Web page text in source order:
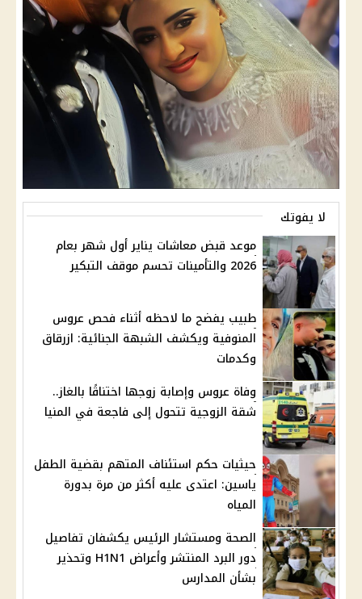
لا يفوتك
موعد قبض معاشات يناير أول شهر بعام
2026 والتأمينات تحسم موقف التبكير
طبيب يفضح ما لاحظه أثناء فحص عروس
المنوفية ويكشف الشبهة الجنائية: ازرقاق
وكدمات
وفاة عروس وإصابة زوجها اختناقًا بالغاز..
شقة الزوجية تتحول إلى فاجعة في المنيا
حيثيات حكم استئناف المتهم بقضية الطفل
ياسين: اعتدى عليه أكثر من مرة بدورة
المياه
الصحة ومستشار الرئيس يكشفان تفاصيل
دور البرد المنتشر وأعراض H1N1 وتحذير
بشأن المدارس